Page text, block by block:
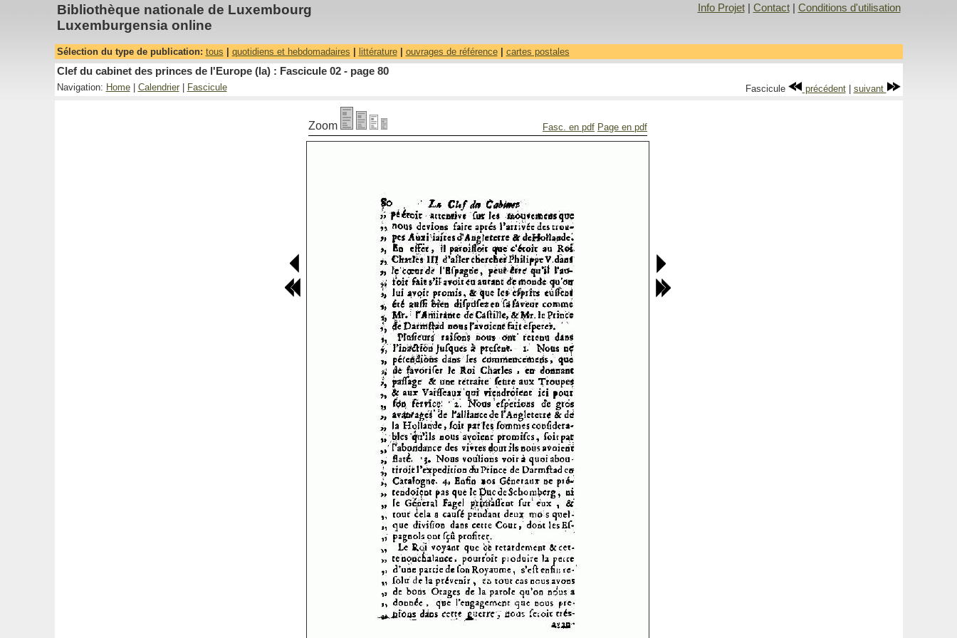
Bibliothèque nationale de Luxembourg
Luxemburgensia online
Info Projet| Contact| Conditions d'utilisation
Sélection du type de publication: tous quotidiens et hebdomadaires littérature| ouvrages de référence| cartes postales
Clef du cabinet des princes de l'Europe (la) : Fascicule 02 - page 80
Navigation: Home| Calendrier| Fascicule Fascicule précédent| suivant
Zoom Fasc. en pdf Page en pdf